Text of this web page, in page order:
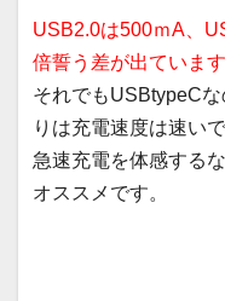
USB2.0は500ｍA、
倍誓う差が出ています
それでもUSBtypeC
りは充電速度は速い
急速充電を体感する
オススメです。